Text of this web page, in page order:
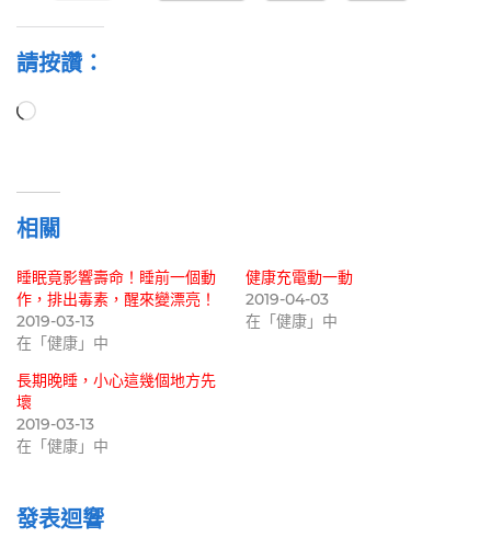
請按讚：
正
相關
睡眠竟影響壽命！睡前一個動
作，排出毒素，醒來變漂亮！
2019-03-13
在「健康」中
健康充電動一動
2019-04-03
在「健康」中
長期晚睡，小心這幾個地方先
壞
2019-03-13
在「健康」中
發表迴響